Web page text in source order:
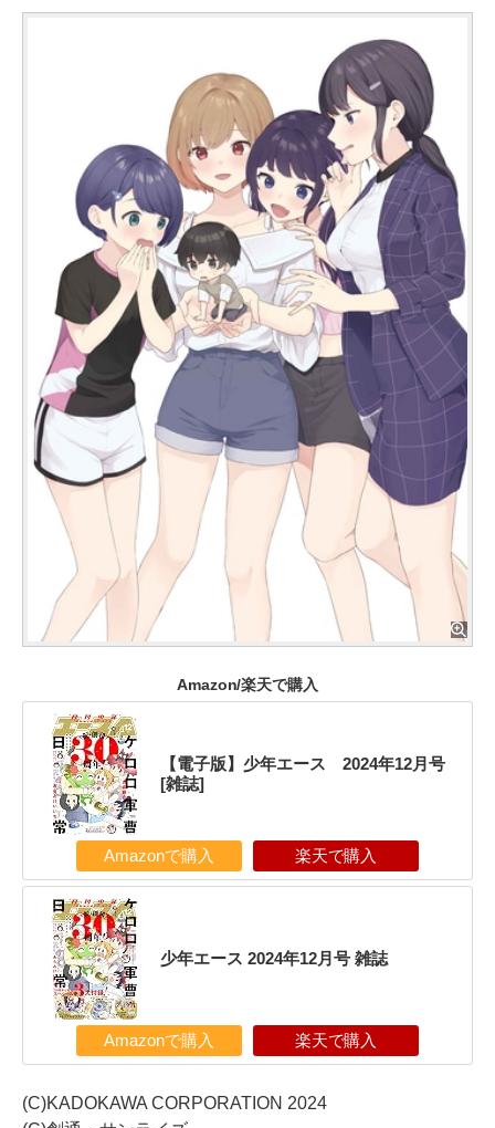
Amazon/楽天で購入
【電子版】少年エース 2024年12月号
[雑誌]
Amazonで購入 楽天で購入
少年エース 2024年12月号 雑誌
Amazonで購入 楽天で購入
(C)KADOKAWA CORPORATION 2024